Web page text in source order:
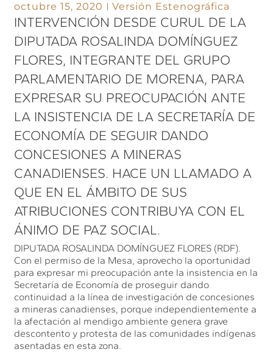
octubre 15, 2020 Versión Estenográfica
INTERVENCIÓN DESDE CURUL DE LA
DIPUTADA ROSALINDA DOMÍNGUEZ
FLORES, INTEGRANTE DEL GRUPO
PARLAMENTARIO DE MORENA, PARA
EXPRESAR SU PREOCUPACIÓN ANTE
LA INSISTENCIA DE LA SECRETARÍA DE
ECONOMÍA DE SEGUIR DANDO
CONCESIONES A MINERAS
CANADIENSES. HACE UN LLAMADO A
QUE EN EL ÁMBITO DE SUS
ATRIBUCIONES CONTRIBUYA CON EL
ÁNIMO DE PAZ SOCIAL.
DIPUTADA ROSALINDA DOMÍNGUEZ FLORES (RDF).
Con el permiso de la Mesa, aprovecho la oportunidad
para expresar mi preocupación ante la insistencia en la
Secretaría de Economía de proseguir dando
continuidad a la línea de investigación de concesiones
a mineras canadienses, porque independientemente a
la afectación al mendigo ambiente genera grave
descontento y protesta de las comunidades indígenas
asentadas en esta zona.